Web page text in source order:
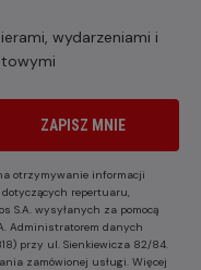
wydarzeniami i
ZAPISZ MNIE
otrzymywanie informacji
repertuaru,
S.A. wysyłanych za pomocą
Administratorem danych
przy ul. Sienkiewicza 82/84.
zamówionej usługi. Więcej